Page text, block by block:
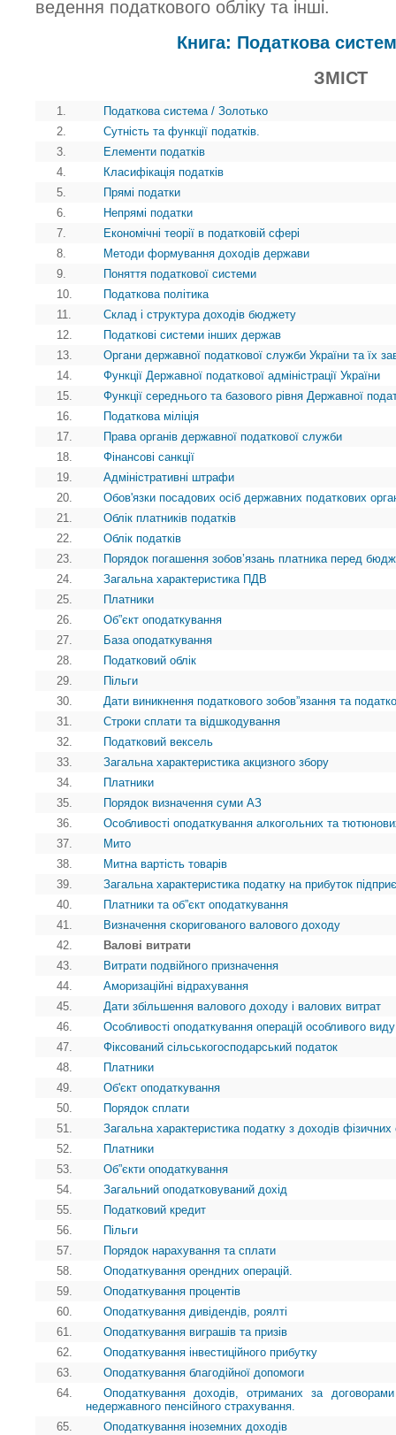
ведення податкового обліку та інші.
Книга: Податкова
ЗМІСТ
1.
Податкова система / Золотько
2.
Сутність та функції податків.
3.
Елементи податків
4.
Класифікація податків
5.
Прямі податки
6.
Непрямі податки
7.
Економічні теорії в податковій сфері
8.
Методи формування доходів держави
9.
Поняття податкової системи
10.
Податкова політика
11.
Склад і структура доходів бюджету
12.
Податкові системи інших держав
13.
Органи державної податкової служби України та їх
14.
Функції Державної податкової адміністрації України
15.
Функції середнього та базового рівня Державної
16.
Податкова міліція
17.
Права органів державної податкової служби
18.
Фінансові санкції
19.
Адміністративні штрафи
20.
Обов'язки посадових осіб державних податкових
21.
Облік платників податків
22.
Облік податків
23.
Порядок погашення зобов’язань платника перед
24.
Загальна характеристика ПДВ
25.
Платники
26.
Об”єкт оподаткування
27.
База оподаткування
28.
Податковий облік
29.
Пільги
30.
Дати виникнення податкового зобов”язання та
31.
Строки сплати та відшкодування
32.
Податковий вексель
33.
Загальна характеристика акцизного збору
34.
Платники
35.
Порядок визначення суми АЗ
36.
Особливості оподаткування алкогольних та
37.
Мито
38.
Митна вартість товарів
39.
Загальна характеристика податку на прибуток
40.
Платники та об”єкт оподаткування
41.
Визначення скоригованого валового доходу
42.
Валові витрати
43.
Витрати подвійного призначення
44.
Аморизаційні відрахування
45.
Дати збільшення валового доходу і валових витрат
46.
Особливості оподаткування операцій особливого виду
47.
Фіксований сільськогосподарський податок
48.
Платники
49.
Об'єкт оподаткування
50.
Порядок сплати
51.
Загальна характеристика податку з доходів фізичних
52.
Платники
53.
Об”єкти оподаткування
54.
Загальний оподатковуваний дохід
55.
Податковий кредит
56.
Пільги
57.
Порядок нарахування та сплати
58.
Оподаткування орендних операцій.
59.
Оподаткування процентів
60.
Оподаткування дивідендів, роялті
61.
Оподаткування виграшів та призів
62.
Оподаткування інвестиційного прибутку
63.
Оподаткування благодійної допомоги
64.
Оподаткування доходів, отриманих за
недержавного пенсійного страхування.
65.
Оподаткування іноземних доходів